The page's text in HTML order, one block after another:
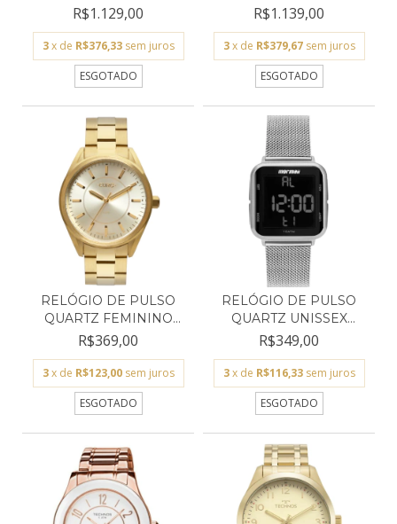
GUESS...
R$1.129,00
3 x de R$376,33 sem juros
ESGOTADO
GUESS 9...
R$1.139,00
3 x de R$379,67 sem juros
ESGOTADO
RELÓGIO DE PULSO
QUARTZ FEMININO
EURO EU...
R$369,00
3 x de R$123,00 sem juros
ESGOTADO
RELÓGIO DE PULSO
QUARTZ UNISSEX
MORMAII...
R$349,00
3 x de R$116,33 sem juros
ESGOTADO